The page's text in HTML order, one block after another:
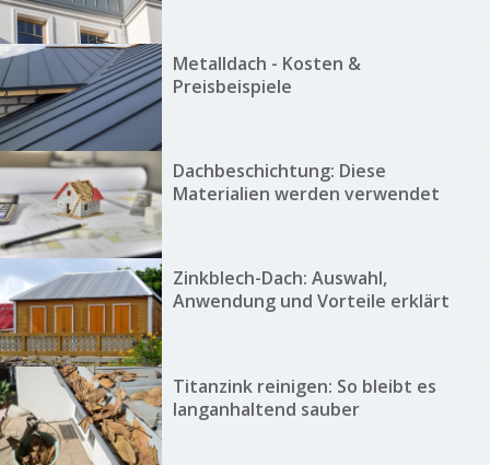
Metalldach - Kosten &
Preisbeispiele
Dachbeschichtung: Diese
Materialien werden verwendet
Zinkblech-Dach: Auswahl,
Anwendung und Vorteile erklärt
Titanzink reinigen: So bleibt es
langanhaltend sauber